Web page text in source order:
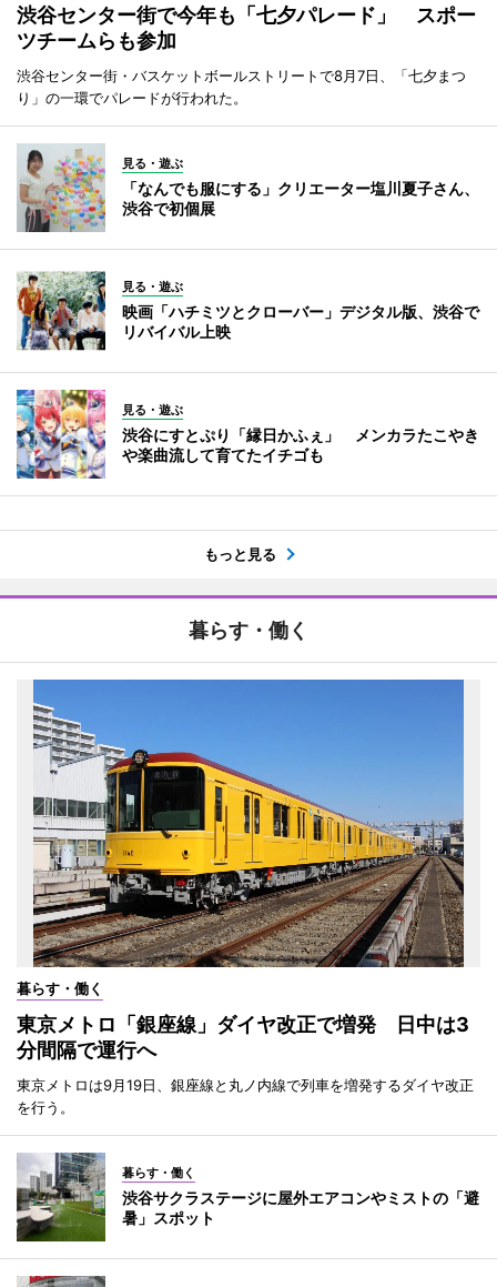
渋谷センター街で今年も「七夕パレード」 スポー
ツチームらも参加
渋谷センター街・バスケットボールストリートで8月7日、「七夕まつ
り」の一環でパレードが行われた。
見る・遊ぶ
「なんでも服にする」クリエーター塩川夏子さん、
渋谷で初個展
見る・遊ぶ
映画「ハチミツとクローバー」デジタル版、渋谷で
リバイバル上映
見る・遊ぶ
渋谷にすとぷり「縁日かふぇ」 メンカラたこやき
や楽曲流して育てたイチゴも
もっと見る
暮らす・働く
暮らす・働く
東京メトロ「銀座線」ダイヤ改正で増発 日中は3
分間隔で運行へ
東京メトロは9月19日、銀座線と丸ノ内線で列車を増発するダイヤ改正
を行う。
暮らす・働く
渋谷サクラステージに屋外エアコンやミストの「避
暑」スポット